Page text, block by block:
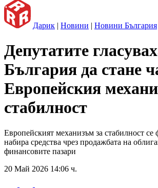
Дарик | Новини | Новини България
Депутатите
България да стане
Европейския
стабилност
Европейският механизъм за стабилност се
набира средства чрез продажбата на
финансовите пазари
20 Май 2026 14:06 ч.